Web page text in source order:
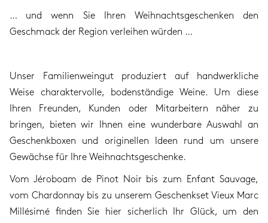
… und wenn Sie Ihren Weihnachtsgeschenken den
Geschmack der Region verleihen würden …
Unser Familienweingut produziert auf handwerkliche
Weise charaktervolle, bodenständige Weine. Um diese
Ihren Freunden, Kunden oder Mitarbeitern näher zu
bringen, bieten wir Ihnen eine wunderbare Auswahl an
Geschenkboxen und originellen Ideen rund um unsere
Gewächse für Ihre Weihnachtsgeschenke.
Vom Jéroboam de Pinot Noir bis zum Enfant Sauvage,
vom Chardonnay bis zu unserem Geschenkset Vieux Marc
Millésimé finden Sie hier sicherlich Ihr Glück, um den